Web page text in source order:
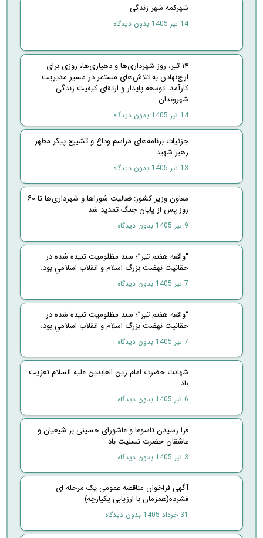
شهرکمه شهر زندگی
14 تیر 1405 بدون دیدگاه
۱۴ تیر، روز شهرداری‌ها و دهیاری‌ها، روزی برای
ارج‌نهادن به تلاش‌های مستمر در مسیر مدیریت
کارآمد، توسعه پایدار و ارتقای کیفیت زندگی
شهروندان.
14 تیر 1405 بدون دیدگاه
جزئیات برنامه‌های مراسم وداع و تشییع پیکر مطهر
رهبر شهید
13 تیر 1405 بدون دیدگاه
معاون وزیر کشور: فعالیت شوراها و شهرداری‌ها تا ۶۰
روز پس از پایان جنگ تمدید شد
9 تیر 1405 بدون دیدگاه
“واقعه هفتم تير”؛ سند مظلوميت تنيده شده در
حقانيت نهضت بزرگ اسلام و انقلاب اسلامي بود.
7 تیر 1405 بدون دیدگاه
“واقعه هفتم تير”؛ سند مظلوميت تنيده شده در
حقانيت نهضت بزرگ اسلام و انقلاب اسلامي بود.
7 تیر 1405 بدون دیدگاه
شهادت حضرت امام زین العابدین علیه السلام تعزیت
باد
6 تیر 1405 بدون دیدگاه
فرا رسیدن تاسوعا و عاشورای حسینی بر شیعیان و
عاشقان حضرت تسلیت باد
3 تیر 1405 بدون دیدگاه
آگهی فراخوان مناقصه عمومی یک مرحله ای
فشرده(همزمان با ارزیابی یکپارچه)
31 خرداد 1405 بدون دیدگاه